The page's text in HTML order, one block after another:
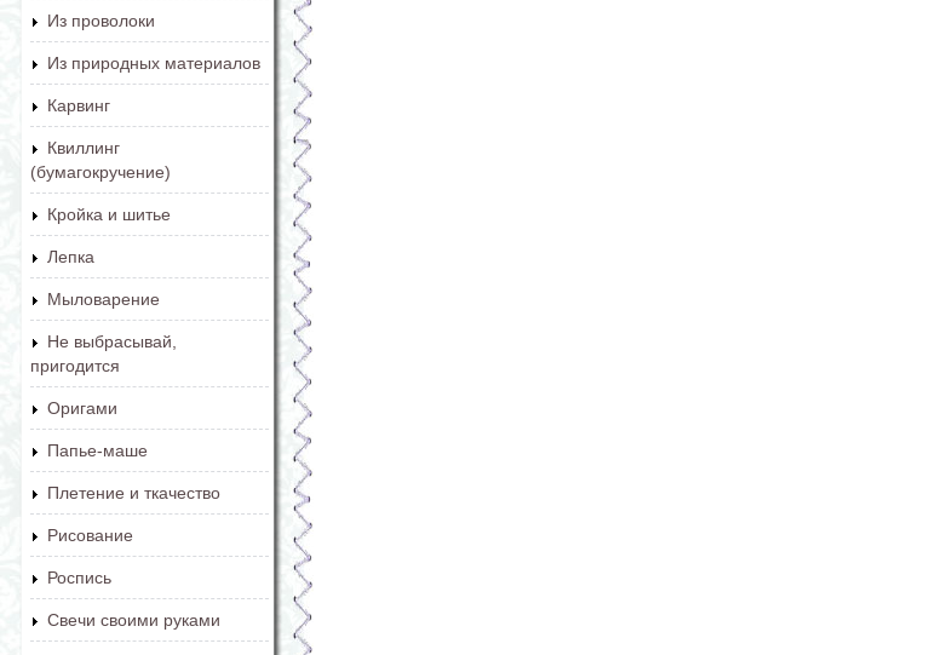
Из проволоки
Из природных материалов
Карвинг
Квиллинг
(бумагокручение)
Кройка и шитье
Лепка
Мыловарение
Не выбрасывай,
пригодится
Оригами
Папье-маше
Плетение и ткачество
Рисование
Роспись
Свечи своими руками